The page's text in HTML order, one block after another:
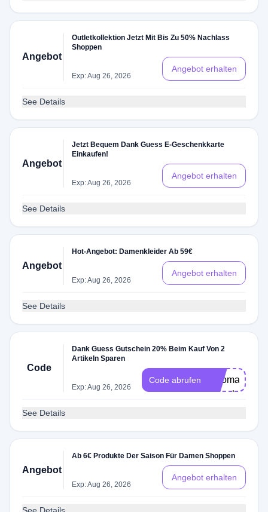
Angebot
Outletkollektion Jetzt Mit Bis Zu 50% Nachlass
Shoppen
Exp: Aug 26, 2026
Angebot erhalten
See Details
Angebot
Jetzt Bequem Dank Guess E-Geschenkkarte
Einkaufen!
Exp: Aug 26, 2026
Angebot erhalten
See Details
Angebot
Hot-Angebot: Damenkleider Ab 59€
Exp: Aug 26, 2026
Angebot erhalten
See Details
Code
Dank Guess Gutschein 20% Beim Kauf Von 2
Artikeln Sparen
Exp: Aug 26, 2026
Code abrufen
automatisch
berechnet
See Details
Angebot
Ab 6€ Produkte Der Saison Für Damen Shoppen
Exp: Aug 26, 2026
Angebot erhalten